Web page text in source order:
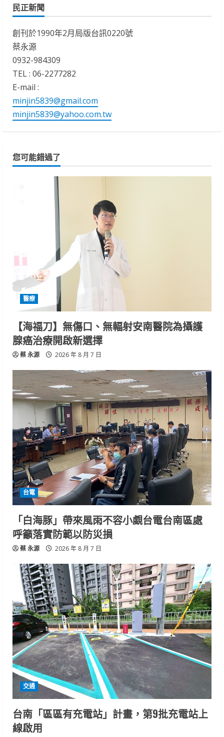
民正新聞
創刊於1990年2月局版台訊0220號
蔡永源
0932-984309
TEL : 06-2277282
E-mail :
minjin5839@gmail.com
minjin5839@yahoo.com.tw
您可能錯過了
醫療
【海福刀】無傷口、無輻射安南醫院為攝護
腺癌治療開啟新選擇
蔡 永源 2026 年 8 月 7 日
台電
「白海豚」帶來風雨不容小覷台電台南區處
呼籲落實防範以防災損
蔡 永源 2026 年 8 月 7 日
交通
台南「區區有充電站」計畫，第9批充電站上
線啟用